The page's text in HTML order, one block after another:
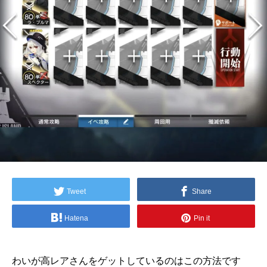
Tweet Share
Hatena Pin it
わいが高レアさんをゲットしているのはこの方法です